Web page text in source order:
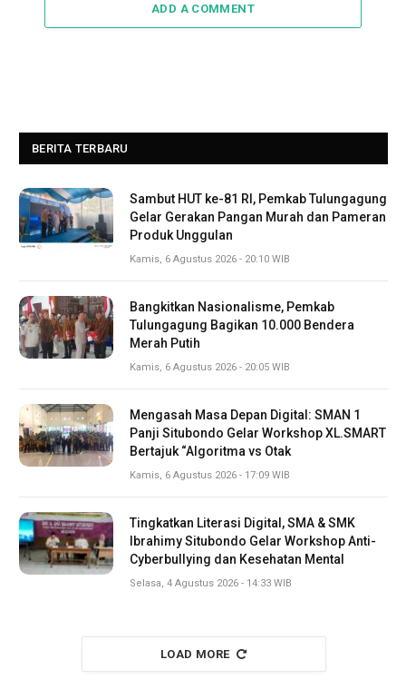
ADD A COMMENT
BERITA TERBARU
Sambut HUT ke-81 RI, Pemkab Tulungagung
Gelar Gerakan Pangan Murah dan Pameran
Produk Unggulan
Kamis, 6 Agustus 2026 - 20:10 WIB
Bangkitkan Nasionalisme, Pemkab
Tulungagung Bagikan 10.000 Bendera
Merah Putih
Kamis, 6 Agustus 2026 - 20:05 WIB
Mengasah Masa Depan Digital: SMAN 1
Panji Situbondo Gelar Workshop XL.SMART
Bertajuk “Algoritma vs Otak
Kamis, 6 Agustus 2026 - 17:09 WIB
Tingkatkan Literasi Digital, SMA & SMK
Ibrahimy Situbondo Gelar Workshop Anti-
Cyberbullying dan Kesehatan Mental
Selasa, 4 Agustus 2026 - 14:33 WIB
LOAD MORE